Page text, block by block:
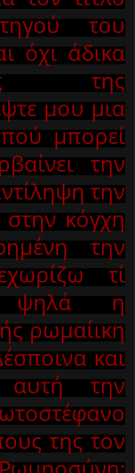
του
όχι άδικα
της
μου μια
μπορεί
την
την
κόγχη
την
τί
ψηλά η
ρωμαίικη
και
την
της τον